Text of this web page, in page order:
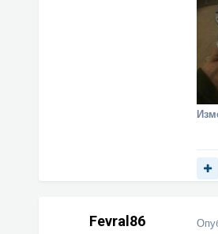
Fevral86